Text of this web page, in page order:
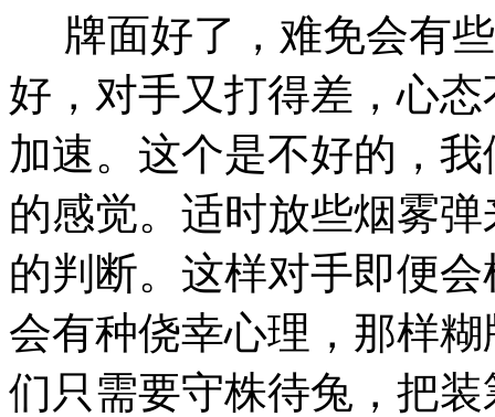
牌面好了，难免会有
好，对手又打得差，心
加速。这个是不好的，
的感觉。适时放些烟雾
的判断。这样对手即便
会有种侥幸心理，那样
们只需要守株待兔，把